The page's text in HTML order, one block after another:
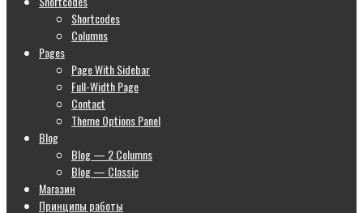
Shortcodes
Columns
Pages
Page With Sidebar
Full-Width Page
Contact
Theme Options Panel
Blog
Blog — 2 Columns
Blog — Classic
Магазин
Принципы работы